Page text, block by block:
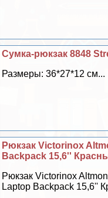
Сумка-рюкзак 8848
Размеры: 36*27*12 см...
Рюкзак Victorinox
Backpack 15,6''
Рюкзак Victorinox
Laptop Backpack 15,6''